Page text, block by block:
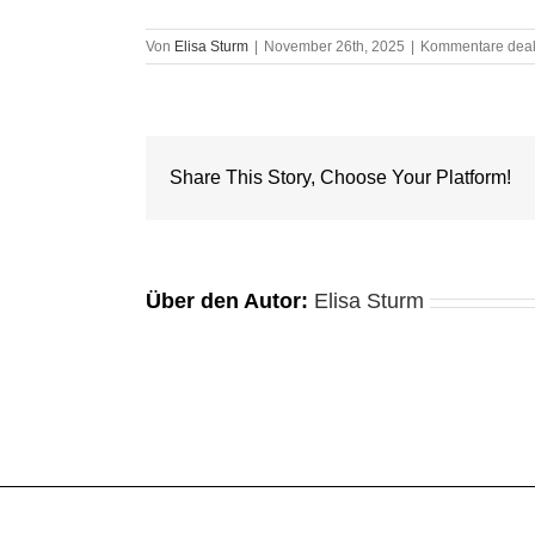
Von Elisa Sturm November 26th, 2025 Kommentare
Share This Story, Choose Your Platform!
Über den Autor: Elisa Sturm